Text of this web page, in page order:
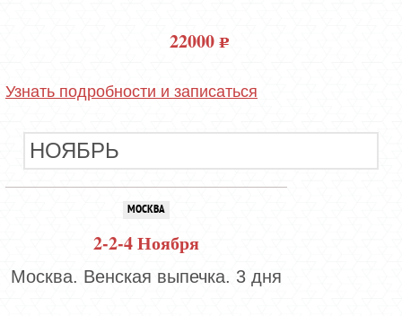
22000
Узнать подробности и записаться
НОЯБРЬ
МОСКВА
2-2-4 Ноября
Москва. Венская выпечка. 3 дня